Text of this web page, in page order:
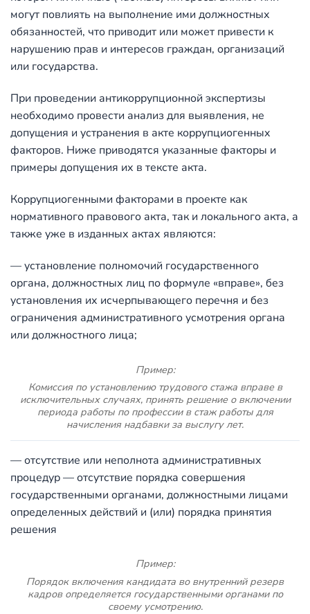
могут повлиять на выполнение ими должностных
обязанностей, что приводит или может привести к
нарушению прав и интересов граждан, организаций
или государства.
При проведении антикоррупционной экспертизы
необходимо провести анализ для выявления, не
допущения и устранения в акте коррупциогенных
факторов. Ниже приводятся указанные факторы и
примеры допущения их в тексте акта.
Коррупциогенными факторами в проекте как
нормативного правового акта, так и локального акта, а
также уже в изданных актах являются:
— установление полномочий государственного
органа, должностных лиц по формуле «вправе», без
установления их исчерпывающего перечня и без
ограничения административного усмотрения органа
или должностного лица;
Пример:
Комиссия по установлению трудового стажа вправе в
исключительных случаях, принять решение о включении
периода работы по профессии в стаж работы для
начисления надбавки за выслугу лет.
— отсутствие или неполнота административных
процедур — отсутствие порядка совершения
государственными органами, должностными лицами
определенных действий и (или) порядка принятия
решения
Пример:
Порядок включения кандидата во внутренний резерв
кадров определяется государственными органами по
своему усмотрению.